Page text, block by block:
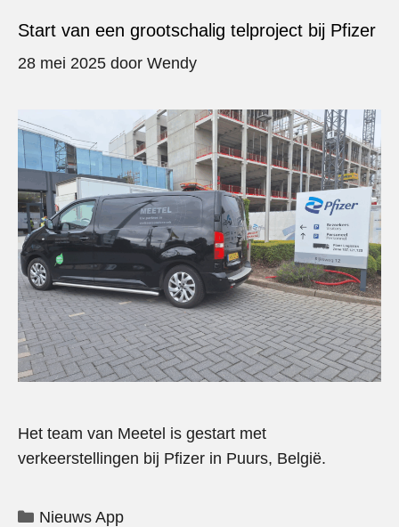
Start van een grootschalig telproject bij Pfizer
28 mei 2025 door Wendy
Het team van Meetel is gestart met
verkeerstellingen bij Pfizer in Puurs, België.
Categorieën
Nieuws App